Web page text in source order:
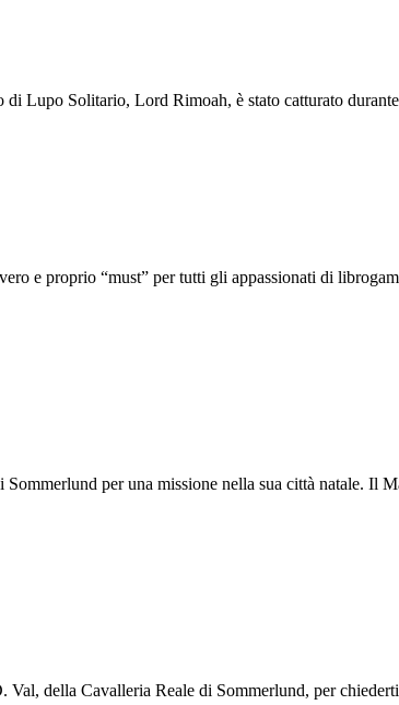
Lupo Solitario, Lord Rimoah, è stato catturato
e proprio “must” per tutti gli appassionati di
per una missione nella sua città natale. Il
della Cavalleria Reale di Sommerlund, per